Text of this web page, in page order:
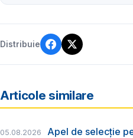
Distribuie
Articole similare
05.08.2026
Apel de selecție